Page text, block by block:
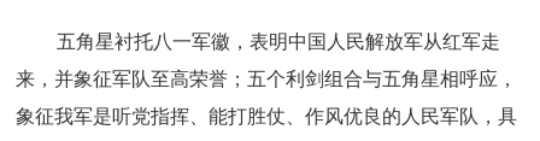
五角星衬托八一军徽，表明中国人民解放军从红军走
来，并象征军队至高荣誉；五个利剑组合与五角星相呼应，
象征我军是听党指挥、能打胜仗、作风优良的人民军队，具